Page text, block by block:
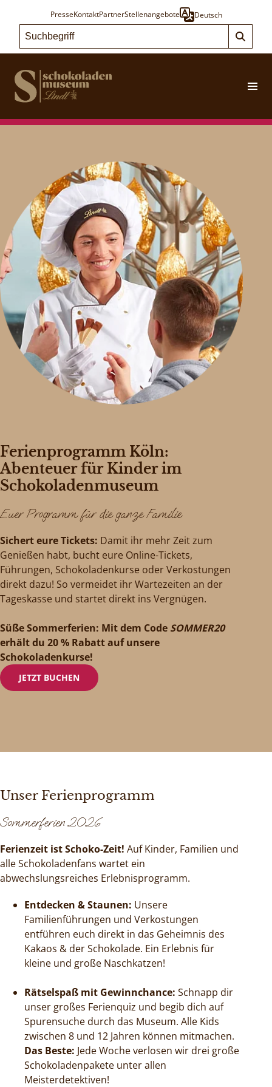
PresseKontaktPartnerStellenangebote Deutsch
Ferienprogramm Köln:
Abenteuer für Kinder im
Schokoladenmuseum
Euer Programm für die ganze Familie
Sichert eure Tickets: Damit ihr mehr Zeit zum
Genießen habt, bucht eure Online-Tickets,
Führungen, Schokoladenkurse oder Verkostungen
direkt dazu! So vermeidet ihr Wartezeiten an der
Tageskasse und startet direkt ins Vergnügen.
Süße Sommerferien: Mit dem Code SOMMER20
erhält du 20 % Rabatt auf unsere
Schokoladenkurse!
JETZT BUCHEN
Unser Ferienprogramm
Sommerferien 2026
Ferienzeit ist Schoko-Zeit! Auf Kinder, Familien und
alle Schokoladenfans wartet ein
abwechslungsreiches Erlebnisprogramm.
Entdecken & Staunen: Unsere
Familienführungen und Verkostungen
entführen euch direkt in das Geheimnis des
Kakaos & der Schokolade. Ein Erlebnis für
kleine und große Naschkatzen!
Rätselspaß mit Gewinnchance: Schnapp dir
unser großes Ferienquiz und begib dich auf
Spurensuche durch das Museum. Alle Kids
zwischen 8 und 12 Jahren können mitmachen.
Das Beste: Jede Woche verlosen wir drei große
Schokoladenpakete unter allen
Meisterdetektiven!